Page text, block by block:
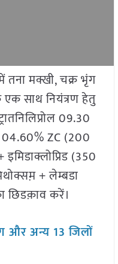
तना मक्खी, चक्र भृंग
एक साथ नियंत्रण हेतु
09.30
04.60% ZC (200
(350
+ लेम्बडा
छिडक़ाव करें।
और अन्य 13 जिलों